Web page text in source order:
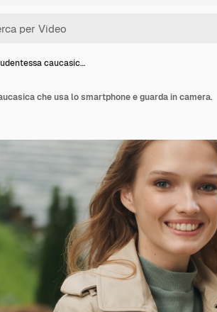
caucasic…
che usa lo smartphone e guarda in camera.